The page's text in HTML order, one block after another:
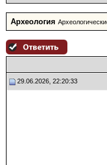
Археология
29.06.2026, 22:20:33